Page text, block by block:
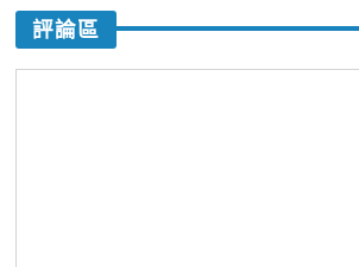
評論區